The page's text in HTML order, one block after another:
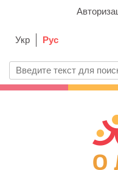
Укр Рус